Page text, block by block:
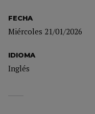
FECHA
Miércoles 21/01/2026
IDIOMA
Inglés